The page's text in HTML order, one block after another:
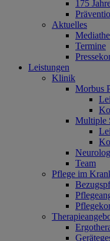
175
Aktuelles
Termine
Leistungen
Klinik
Morbus
Multiple
Team
Pflege im